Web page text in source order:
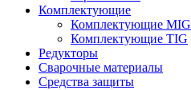
Комплектующие
Комплектующие MIG
Комплектующие TIG
Редукторы
Сварочные материалы
Средства защиты